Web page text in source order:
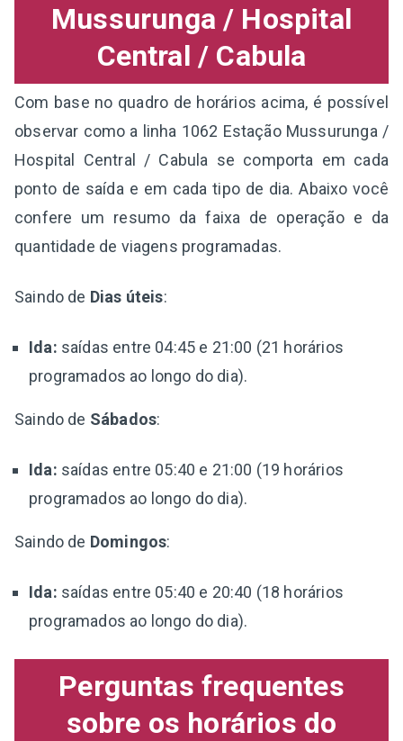
Mussurunga / Hospital
Central / Cabula
Com base no quadro de horários acima, é possível
observar como a linha 1062 Estação Mussurunga /
Hospital Central / Cabula se comporta em cada
ponto de saída e em cada tipo de dia. Abaixo você
confere um resumo da faixa de operação e da
quantidade de viagens programadas.
Saindo de Dias úteis:
Ida: saídas entre 04:45 e 21:00 (21 horários
programados ao longo do dia).
Saindo de Sábados:
Ida: saídas entre 05:40 e 21:00 (19 horários
programados ao longo do dia).
Saindo de Domingos:
Ida: saídas entre 05:40 e 20:40 (18 horários
programados ao longo do dia).
Perguntas frequentes
sobre os horários do